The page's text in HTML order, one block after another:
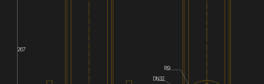
DN32
267
R9